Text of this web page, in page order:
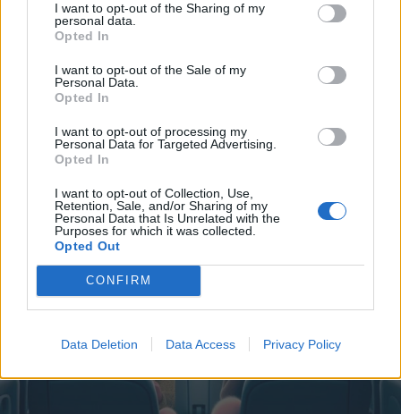
I want to opt-out of the Sharing of my
personal data.
Opted In
I want to opt-out of the Sale of my
Personal Data.
Opted In
I want to opt-out of processing my
Personal Data for Targeted Advertising.
Opted In
I want to opt-out of Collection, Use,
Retention, Sale, and/or Sharing of my
Personal Data that Is Unrelated with the
Purposes for which it was collected.
Opted Out
CONFIRM
Data Deletion Data Access Privacy Policy
Disney
Thaimax